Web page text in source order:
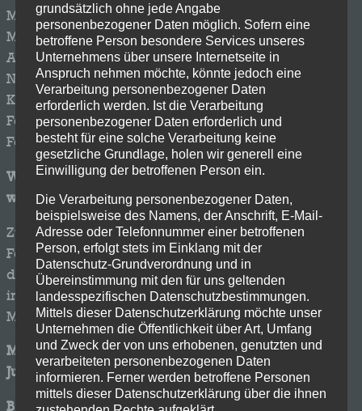
Mindestens einmal jährlich wird eine
Mitgliederversammlung einberufen, bei der über die
Anträge der Trainer*innen und Betreuer*innen im
Namen der Kinder- und Jugendmannschaften, der
Kinder- und Jugendabteilung und der
Fördervereinsmitglieder zur Verteilung der
Fördermittel entschieden wird.
Wer gehört zum Förderverein und wer kann Mitglied
werden?
Zum Förderverein gehören alle Mitglieder des
Fördervereins und diejenigen, die dem Förderverein
durch Beitrittserklärung beitreten. Die Mitgliedschaft
im Förderverein ist unabhängig von einer
Mitgliedschaft im VfR Wellensiek und umgekehrt.
Mitarbeiten kann jeder, der sich für die Kinder- und
Jugendarbeit engagieren möchte.
Bankverbindung des Fördervereins:
grundsätzlich ohne jede Angabe
personenbezogener Daten möglich. Sofern eine
betroffene Person besondere Services unseres
Unternehmens über unsere Internetseite in
Anspruch nehmen möchte, könnte jedoch eine
Verarbeitung personenbezogener Daten
erforderlich werden. Ist die Verarbeitung
personenbezogener Daten erforderlich und
besteht für eine solche Verarbeitung keine
gesetzliche Grundlage, holen wir generell eine
Einwilligung der betroffenen Person ein.
Die Verarbeitung personenbezogener Daten,
beispielsweise des Namens, der Anschrift, E-Mail-
Adresse oder Telefonnummer einer betroffenen
Person, erfolgt stets im Einklang mit der
Datenschutz-Grundverordnung und in
Übereinstimmung mit den für uns geltenden
landesspezifischen Datenschutzbestimmungen.
Mittels dieser Datenschutzerklärung möchte unser
Unternehmen die Öffentlichkeit über Art, Umfang
und Zweck der von uns erhobenen, genutzten und
verarbeiteten personenbezogenen Daten
informieren. Ferner werden betroffene Personen
mittels dieser Datenschutzerklärung über die ihnen